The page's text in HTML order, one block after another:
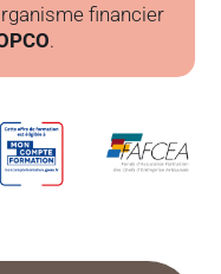
financier
.